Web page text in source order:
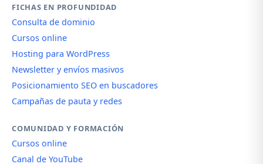
FICHAS EN PROFUNDIDAD
Consulta de dominio
Cursos online
Hosting para WordPress
Newsletter y envíos masivos
Posicionamiento SEO en buscadores
Campañas de pauta y redes
COMUNIDAD Y FORMACIÓN
Cursos online
Canal de YouTube